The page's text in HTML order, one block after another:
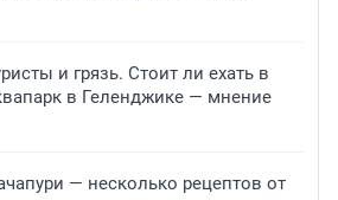
и грязь. Стоит ли ехать в
в Геленджике — мнение
— несколько рецептов от